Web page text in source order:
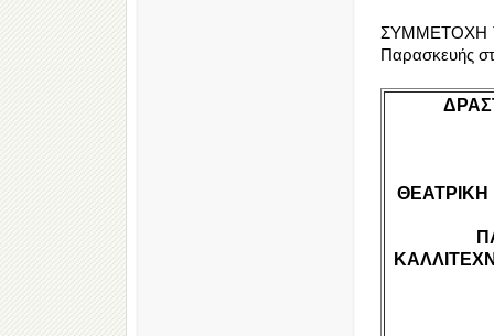
ΣΥΜΜΕΤΟΧΗ
Παρασκευής